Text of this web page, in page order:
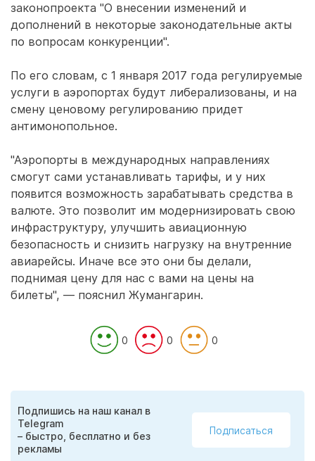
законопроекта "О внесении изменений и
дополнений в некоторые законодательные акты
по вопросам конкуренции".
По его словам, с 1 января 2017 года регулируемые
услуги в аэропортах будут либерализованы, и на
смену ценовому регулированию придет
антимонопольное.
"Аэропорты в международных направлениях
смогут сами устанавливать тарифы, и у них
появится возможность зарабатывать средства в
валюте. Это позволит им модернизировать свою
инфраструктуру, улучшить авиационную
безопасность и снизить нагрузку на внутренние
авиарейсы. Иначе все это они бы делали,
поднимая цену для нас с вами на цены на
билеты", — пояснил Жумангарин.
0 0 0
Подпишись на наш канал в
Telegram
– быстро, бесплатно и без
рекламы
Подписаться